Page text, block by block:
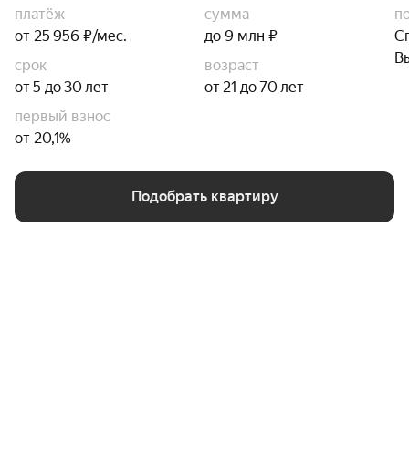
платёж
от 25 956 ₽/мес.
сумма
до 9 млн ₽
срок
от 5 до 30 лет
возраст
от 21 до 70 лет
первый взнос
от 20,1%
Подобрать квартиру